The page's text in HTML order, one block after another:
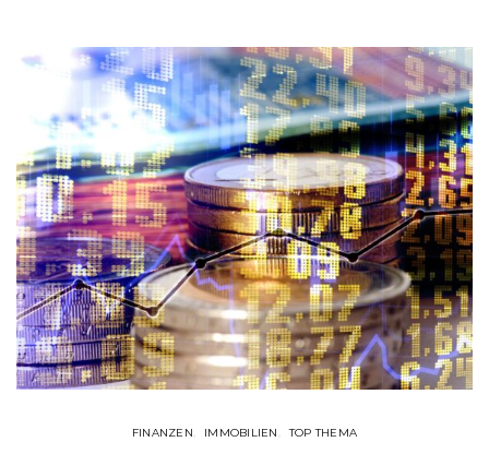
FINANZEN IMMOBILIEN TOP THEMA